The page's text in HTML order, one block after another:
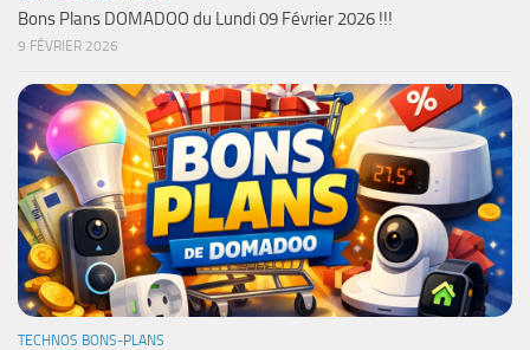
Bons Plans DOMADOO du Lundi 09 Février 2026 !!!
9 FÉVRIER 2026
TECHNOS BONS-PLANS